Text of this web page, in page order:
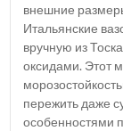
внешние
Итальянские
вручную из
оксидами. Этот
пережить даже
особенностями